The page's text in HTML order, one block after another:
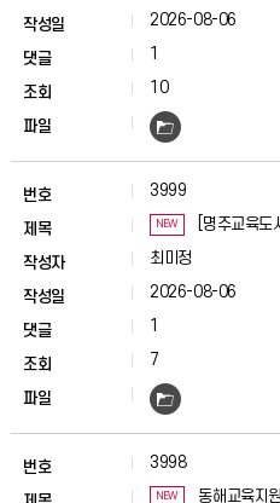
2026-08-06
1
10
3999
NEW
수강생 모집
최미정
2026-08-06
1
7
3998
NEW